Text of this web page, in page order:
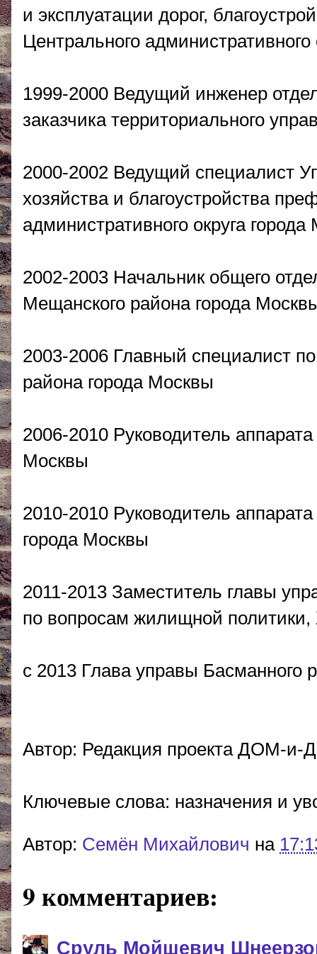
и эксплуатации дорог,
Центрального
1999-2000 Ведущий инженер
заказчика территориального
2000-2002 Ведущий специалист
хозяйства и благоустройства
административного округа
2002-2003 Начальник общего
Мещанского района города
2003-2006 Главный специалист
района города Москвы
2006-2010 Руководитель
Москвы
2010-2010 Руководитель
города Москвы
2011-2013 Заместитель главы
по вопросам жилищной политики,
с 2013 Глава управы Басманного
Автор: Редакция проекта ДОМ-и-
Ключевые слова: назначения и
Автор: Cемён Михайлович на
9 комментариев:
Сруль Мойшевич